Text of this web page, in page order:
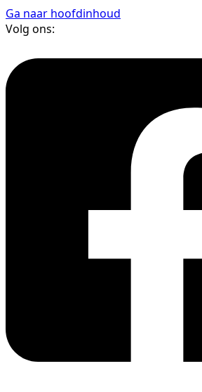
Ga naar hoofdinhoud
Volg ons: